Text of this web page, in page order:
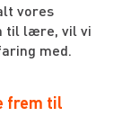
vores
til lære, vil vi
med.
frem til